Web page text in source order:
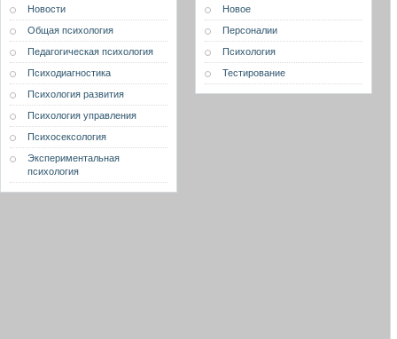
Новости
Общая психология
Педагогическая психология
Психодиагностика
Психология развития
Психология управления
Психосексология
Экспериментальная
психология
Новое
Персоналии
Психология
Тестирование